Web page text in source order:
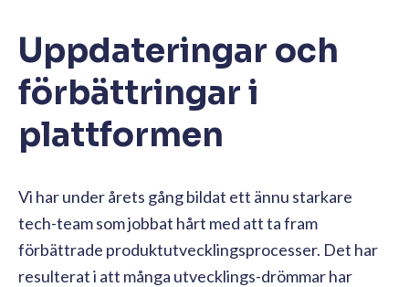
Uppdateringar och
förbättringar i
plattformen
Vi har under årets gång bildat ett ännu starkare
tech-team som jobbat hårt med att ta fram
förbättrade produktutvecklingsprocesser. Det har
resulterat i att många utvecklings-drömmar har